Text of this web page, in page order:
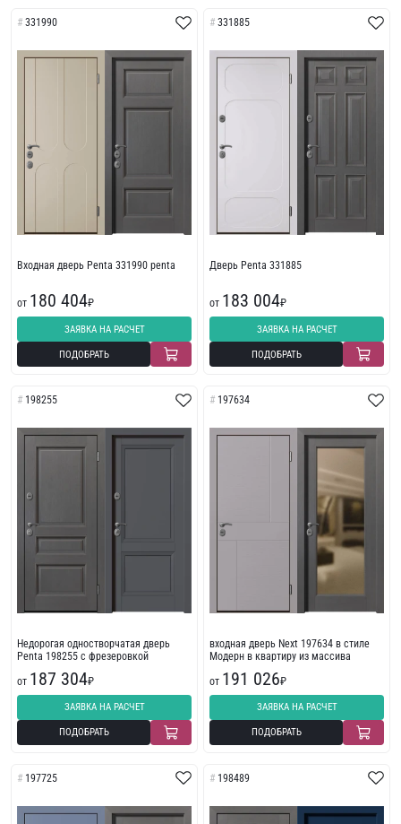
331990
Входная дверь Penta 331990 penta
от 180 404₽
ЗАЯВКА НА РАСЧЕТ
ПОДОБРАТЬ
331885
Дверь Penta 331885
от 183 004₽
ЗАЯВКА НА РАСЧЕТ
ПОДОБРАТЬ
198255
Недорогая одностворчатая дверь
Penta 198255 с фрезеровкой
от 187 304₽
ЗАЯВКА НА РАСЧЕТ
ПОДОБРАТЬ
197634
входная дверь Next 197634 в стиле
Модерн в квартиру из массива
от 191 026₽
ЗАЯВКА НА РАСЧЕТ
ПОДОБРАТЬ
197725 198489